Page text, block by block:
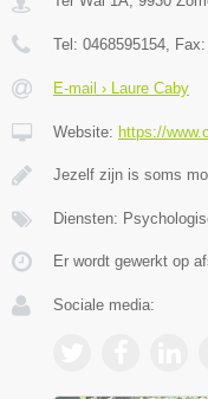
Tel: 0468595154, Fax:
E-mail › Laure Caby
Website: https://
Jezelf zijn is soms
Diensten:
Er wordt gewerkt op
Sociale media: